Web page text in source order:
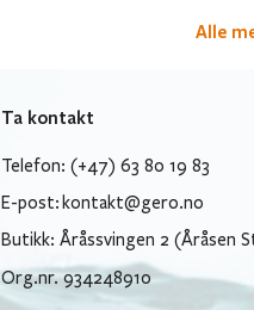
Alle
Ta kontakt
Telefon: (+47) 63 80 19 83
E-post: kontakt@gero.no
Butikk: Åråssvingen 2 (Åråsen
Org.nr. 934248910